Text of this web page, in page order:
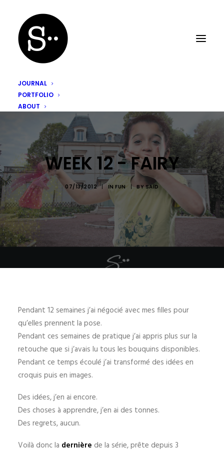
JOURNAL
PORTFOLIO
ABOUT
WEEK 12 - FAIRY
07/13/2012 | INFUN | BYSAÏD
Pendant 12 semaines j’ai négocié avec mes filles pour
qu’elles prennent la pose.
Pendant ces semaines de pratique j’ai appris plus sur la
retouche que si j’avais lu tous les bouquins disponibles.
Pendant ce temps écoulé j’ai transformé des idées en
croquis puis en images.
Des idées, j’en ai encore.
Des choses à apprendre, j’en ai des tonnes.
Des regrets, aucun.
Voilà donc la dernière de la série, prête depuis 3